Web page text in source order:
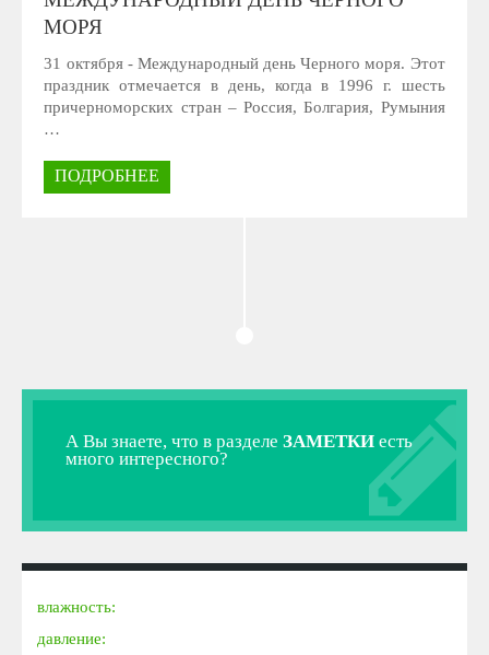
МОРЯ
31 октября - Международный день Черного моря. Этот
праздник отмечается в день, когда в 1996 г. шесть
причерноморских стран – Россия, Болгария, Румыния
…
ПОДРОБНЕЕ
А Вы знаете, что в разделе ЗАМЕТКИ есть
много интересного?
влажность:
давление: